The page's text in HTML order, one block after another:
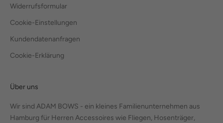
Widerrufsformular
Cookie-Einstellungen
Kundendatenanfragen
Cookie-Erklärung
Über uns
Wir sind ADAM BOWS - ein kleines Familienunternehmen aus
Hamburg für Herren Accessoires wie Fliegen, Hosenträger,